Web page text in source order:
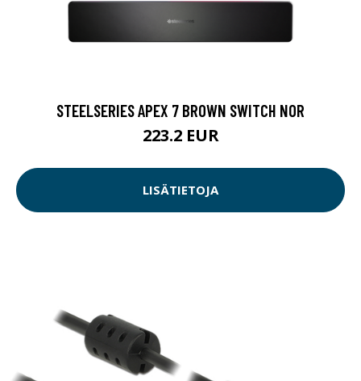
STEELSERIES APEX 7 BROWN SWITCH NOR
223.2 EUR
LISÄTIETOJA